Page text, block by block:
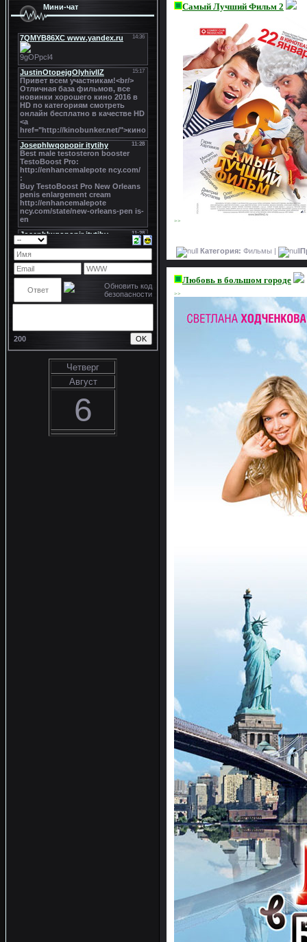
Мини-чат
200
Четверг
Август
6
Самый Лучший Фильм 2
>>
Категория: Фильмы |
Любовь в большом городе
>>